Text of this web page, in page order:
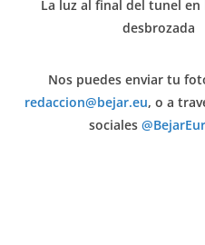
La luz al final del tunel en
desbrozada
Nos puedes enviar tu
redaccion@bejar.eu, o a
sociales